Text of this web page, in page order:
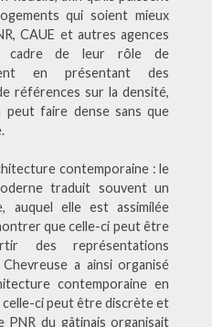
qui soient mieux
CAUE et autres agences
cadre de leur rôle de
en présentant des
références sur la densité,
peut faire dense sans que
contemporaine : le
traduit souvent un
auquel elle est assimilée
que celle-ci peut être
des représentations
a ainsi organisé
contemporaine en
celle-ci peut être discrète et
PNR du gâtinais organisait